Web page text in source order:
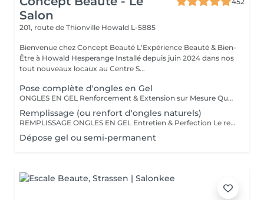
Salon
201, route de Thionville Howald L-5885
Bienvenue chez Concept Beauté L'Expérience Beauté & Bien-
Être à Howald Hesperange Installé depuis juin 2024 dans nos
tout nouveaux locaux au Centre S...
Pose complète d'ongles en Gel
ONGLES EN GEL Renforcement & Extension sur Mesure Que vous souhaitiez allonger, renforcer ou corriger vos ongles, la technique du gel ProNails permet d'obtenir des ongles impeccables, résistants et naturels. Pourquoi choisir les ongles en gel ? Adapté aux ongles fragiles ou cassants Permet d'obtenir une longueur et une forme personnalisées Finition naturelle ou sophistiquée selon vos envies Remplissage conseillé toutes les 3 à 4 semaines Possibilité de French manucure, effet babyboomer ou nail art selon vos envies !
Remplissage (ou renfort d'ongles naturels)
REMPLISSAGE ONGLES EN GEL Entretien & Perfection Le remplissage des ongles en gel est une étape essentielle pour préserver la beauté et la tenue de votre pose. Avec la repousse naturelle de l'ongle, un entretien régulier permet de redonner à vos ongles un aspect parfait, sans avoir à refaire une pose complète. Pourquoi faire un remplissage ? Redonne un aspect uniforme et impeccable Préserve la solidité et la durabilité de votre pose en gel Évite les décollements et renforce la structure de l'ongle Possibilité de changer la couleur ou d'ajouter une nouvelle décoration Fréquence conseillée : toutes les 3 à 4 semaines pour un résultat toujours soigné et harmonieux. Profitez-en pour opter pour une nouvelle teinte, un effet babyboomer ou un nail art unique !
Dépose gel ou semi-permanent